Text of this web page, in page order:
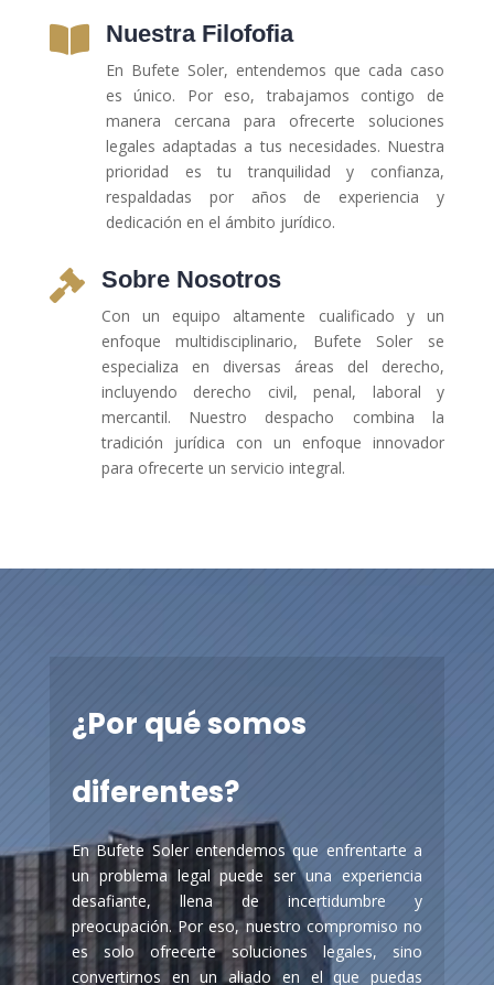
 Nuestra Filofofia
En Bufete Soler, entendemos que cada caso
es único. Por eso, trabajamos contigo de
manera cercana para ofrecerte soluciones
legales adaptadas a tus necesidades. Nuestra
prioridad es tu tranquilidad y confianza,
respaldadas por años de experiencia y
dedicación en el ámbito jurídico.
 Sobre Nosotros
Con un equipo altamente cualificado y un
enfoque multidisciplinario, Bufete Soler se
especializa en diversas áreas del derecho,
incluyendo derecho civil, penal, laboral y
mercantil. Nuestro despacho combina la
tradición jurídica con un enfoque innovador
para ofrecerte un servicio integral.
¿Por qué somos
diferentes?
En Bufete Soler entendemos que enfrentarte a
un problema legal puede ser una experiencia
desafiante, llena de incertidumbre y
preocupación. Por eso, nuestro compromiso no
es solo ofrecerte soluciones legales, sino
convertirnos en un aliado en el que puedas